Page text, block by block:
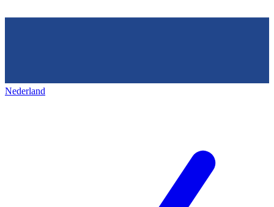
Nederland